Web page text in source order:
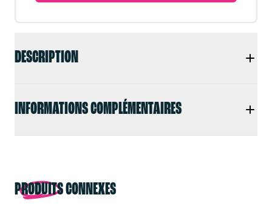
DESCRIPTION
INFORMATIONS COMPLÉMENTAIRES
PRODUITS CONNEXES